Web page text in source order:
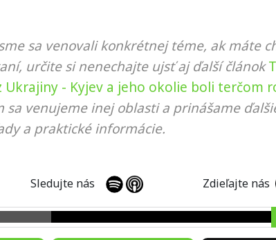
sa venovali konkrétnej téme, ak máte
určite si nenechajte ujsť aj ďalší článok
Ukrajiny - Kyjev a jeho okolie boli terčom
sa venujeme inej oblasti a prinášame
a praktické informácie.
Sledujte nás Zdieľajte nás